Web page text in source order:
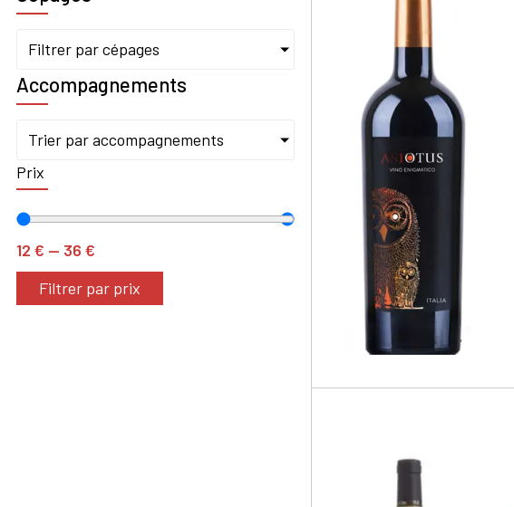
Filtrer par cépages
Accompagnements
Trier par accompagnements
Prix
12 € — 36 €
Filtrer par prix